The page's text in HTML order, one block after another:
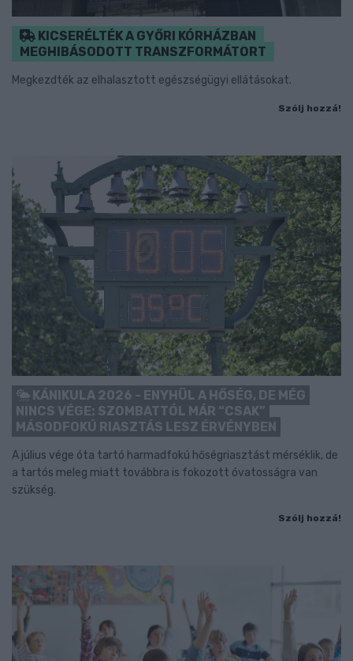
KICSERÉLTÉK A GYŐRI KÓRHÁZBAN
MEGHIBÁSODOTT TRANSZFORMÁTORT
Megkezdték az elhalasztott egészségügyi ellátásokat.
Szólj hozzá!
KÁNIKULA 2026 - ENYHÜL A HŐSÉG, DE MÉG
NINCS VÉGE: SZOMBATTÓL MÁR “CSAK”
MÁSODFOKÚ RIASZTÁS LESZ ÉRVÉNYBEN
A július vége óta tartó harmadfokú hőségriasztást mérséklik, de
a tartós meleg miatt továbbra is fokozott óvatosságra van
szükség.
Szólj hozzá!